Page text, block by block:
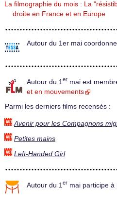
La filmographie du mois : La
droite en France et en Europe
Autour du 1er mai
Autour du 1 er mai est
et en mouvements
Parmi les derniers films recensés :
Avenir pour les Compagnons
Petites mains
Left-Handed Girl
Autour du 1 er mai participe à